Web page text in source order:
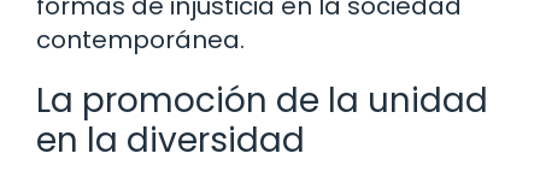
contemporánea.
La promoción de la unidad
en la diversidad